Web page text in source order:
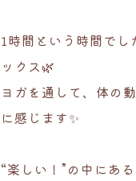
1時間という時間で
ックス🌿
ヨガを通して、体の
に感じます✨
“楽しい！”の中にあ